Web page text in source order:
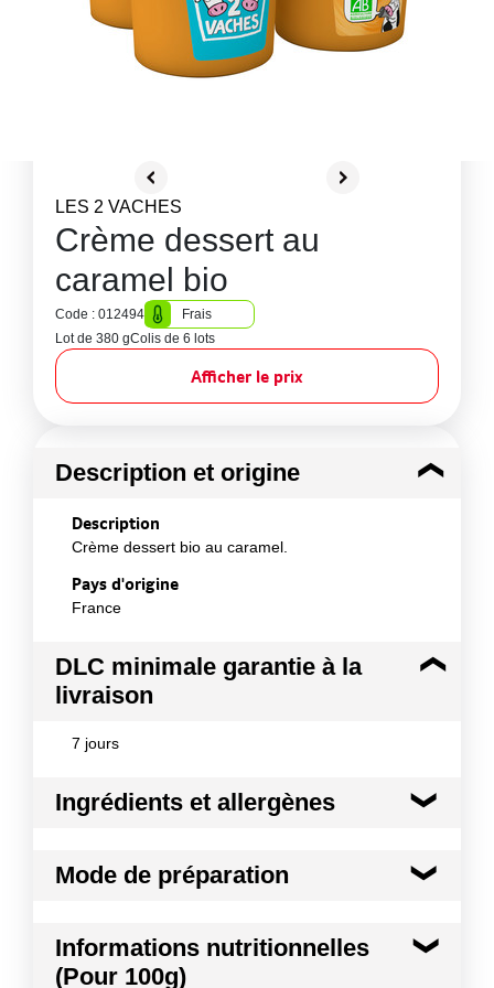
LES 2 VACHES
Crème dessert au
caramel bio
Code : 012494
Frais
Lot de 380 gColis de 6 lots
Afficher le prix
Description et origine
Description
Crème dessert bio au caramel.
Pays d'origine
France
DLC minimale garantie à la
livraison
7 jours
Ingrédients et allergènes
Lait* entier pasteurisé et équitable, caramel (sucre
poudre de lait* écrémé, sucre de canne* équitable,
correcteur d'acidité (citrates de sodium). * Issu de
Mode de préparation
Informations nutritionnelles
(Pour 100g)